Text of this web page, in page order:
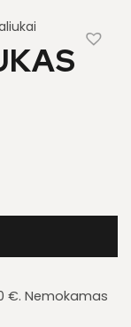
18
€. Nemokamas